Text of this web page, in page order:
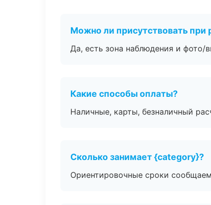
Можно ли присутствовать при
Да, есть зона наблюдения и фото/
Какие способы оплаты?
Наличные, карты, безналичный
Сколько занимает {category}?
Ориентировочные сроки